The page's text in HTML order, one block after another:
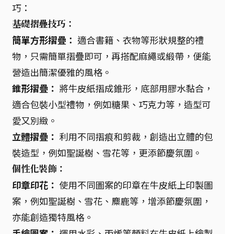
巧：
基礎摺疊技巧：
簡單方形摺疊： 適合書籍、衣物等形狀規整的禮
物，只需簡單摺疊即可，再搭配麻繩或緞帶，便能
營造出簡潔優雅的風格。
錐形摺疊： 將牛皮紙摺成錐形，底部用膠水黏合，
適合包裝小型禮物，例如糖果、巧克力等，造型可
愛又別緻。
立體摺疊： 利用不同摺痕和剪裁，創造出立體的包
裝造型，例如聖誕樹、雪花等，更添節慶氛圍。
個性化裝飾：
印章印花： 使用不同圖案的印章在牛皮紙上印製圖
案，例如聖誕樹、雪花、麋鹿等，增添節慶氛圍，
亦能創造獨特風格。